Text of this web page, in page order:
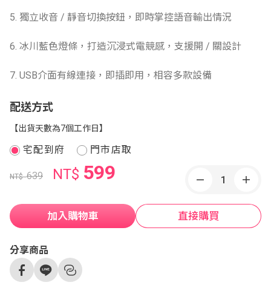
5. 獨立收音 / 靜音切換按鈕，即時掌控語音輸出情況
6. 冰川藍色燈條，打造沉浸式電競感，支援開 / 關設計
7. USB介面有線連接，即插即用，相容多款設備
配送方式
【出貨天數為7個工作日】
宅配到府 門市店取
NT$639 NT$ 599
加入購物車 直接購買
分享商品